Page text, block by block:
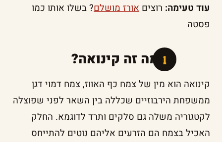
עוד טעימה: רוצים אורז מושלם? בשלו אותו כמו
פסטה
אז מה זה קינואה?
קינואה הוא מין של צמח כף האווז, צמח דמוי דגן
ממשפחת הירבוזיים שכללה בין השאר לפני שפוצלה
לקטגוריה משלה גם סלקים ותרד לדוגמא. החלק
האכיל בצמח הם הזרעים אליהם נוטים להתייחס